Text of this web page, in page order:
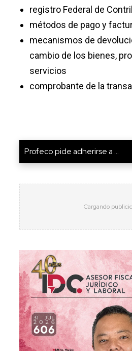
registro Federal de
métodos de pago y
mecanismos de
cambio de los bienes,
servicios
comprobante de la
Profeco pide adherirse a ...